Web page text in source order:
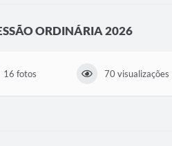
ORDINÁRIA 2026
16 fotos 70 visualizações